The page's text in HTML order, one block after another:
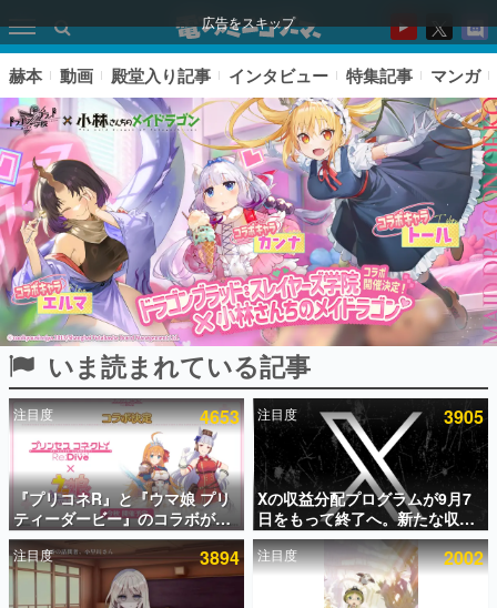
広告をスキップ
ピックアップ
電ファミのいま読まれている記事ランキング
アプリセール情報
インタビュー
連載・特集一覧
赫本 動画 殿堂入り記事 インタビュー 特集記事 マンガ
いま読まれている記事
注目度 4653
『プリコネR』と『ウマ娘 プリ
ティーダービー』のコラボが決
定！“最大170連無料”の8.5周年
キャンペーンなども発表
注目度 3905
Xの収益分配プログラムが9月7
日をもって終了へ。新たな収益
化制度「Original Content
Rewards Program」を発表
注目度 3894 注目度 2002